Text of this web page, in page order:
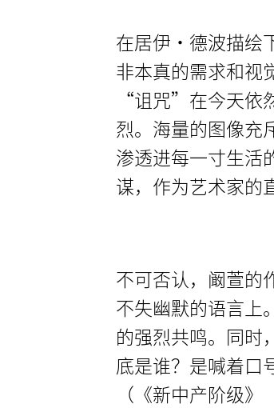
在居伊·德波描绘
非本真的需求和视
“诅咒”在今天依
烈。海量的图像充
渗透进每一寸生活
谋，作为艺术家的
不可否认，阚萱的
不失幽默的语言上
的强烈共鸣。同时
底是谁？是喊着口
（《新中产阶级